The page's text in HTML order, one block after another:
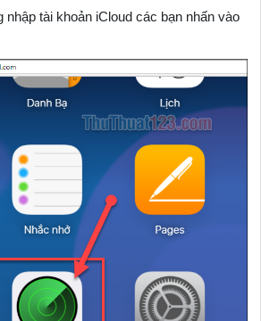
nhập tài khoản iCloud các bạn nhấn vào